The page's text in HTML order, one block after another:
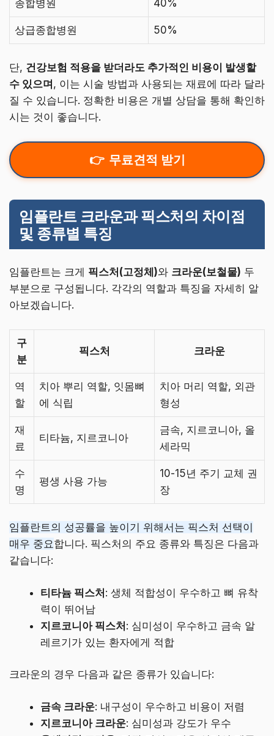
종합병원 40%
상급종합병원 50%
단, 건강보험 적용을 받더라도 추가적인 비용이 발생할
수 있으며 , 이는 시술 방법과 사용되는 재료에 따라 달라
질 수 있습니다. 정확한 비용은 개별 상담을 통해 확인하
시는 것이 좋습니다.
무료견적 받기
임플란트 크라운과 픽스처의 차이점
및 종류별 특징
임플란트는 크게 픽스처(고정체)와 크라운(보철물) 두
부분으로 구성됩니다. 각각의 역할과 특징을 자세히 알
아보겠습니다.
구
분
픽스처 크라운
역
할
치아 뿌리 역할, 잇몸뼈
에 식립
치아 머리 역할, 외관
형성
재
료
티타늄, 지르코니아
금속, 지르코니아, 올
세라믹
수
명
평생 사용 가능
10-15년 주기 교체 권
장
임플란트의 성공률을 높이기 위해서는 픽스처 선택이
매우 중요합니다. 픽스처의 주요 종류와 특징은 다음과
같습니다:
티타늄 픽스처: 생체 적합성이 우수하고 뼈 유착
력이 뛰어남
지르코니아 픽스처: 심미성이 우수하고 금속 알
레르기가 있는 환자에게 적합
크라운의 경우 다음과 같은 종류가 있습니다:
금속 크라운: 내구성이 우수하고 비용이 저렴
지르코니아 크라운: 심미성과 강도가 우수